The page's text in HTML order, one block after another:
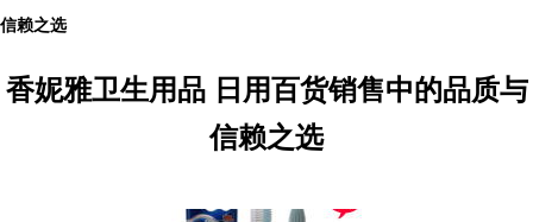
信赖之选
香妮雅卫生用品 日用百货销售中的品质与
信赖之选